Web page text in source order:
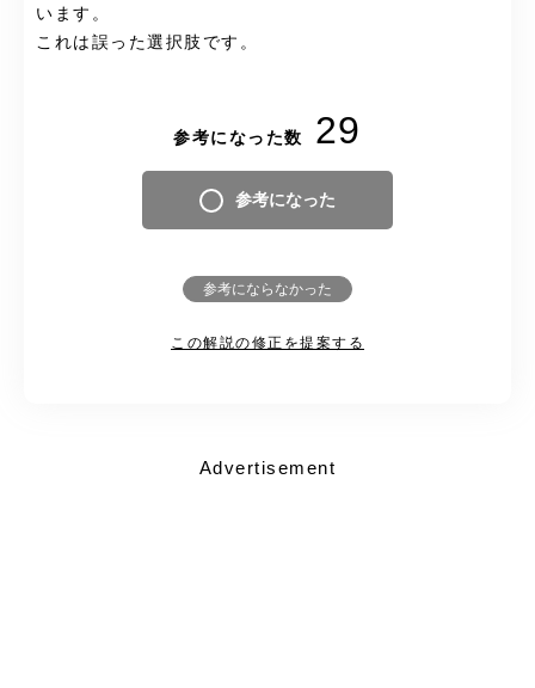
います。
これは誤った選択肢です。
参考になった数 29
参考になった
参考にならなかった
この解説の修正を提案する
Advertisement